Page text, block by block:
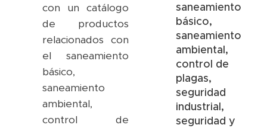
con un catálogo
de productos
relacionados con
el saneamiento
básico,
saneamiento
ambiental,
control de
saneamiento
básico,
saneamiento
ambiental,
control de
plagas,
seguridad
industrial,
seguridad y